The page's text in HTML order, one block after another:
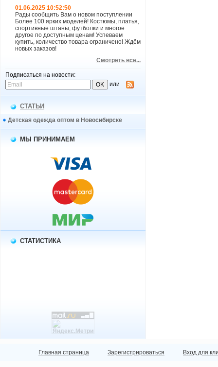
01.06.2025 10:52:50
Рады сообщить Вам о новом поступлении
Более 100 ярких моделей! Костюмы, платья,
спортивные штаны, футболки и многое
другое по доступным ценам! Успеваем
купить, количество товара ограничено! Ждём
новых заказов!
Смотреть все...
Подписаться на новости:
или
СТАТЬИ
Детская одежда оптом в Новосибирске
МЫ ПРИНИМАЕМ
СТАТИСТИКА
Главная страница Зарегистрироваться Вход для